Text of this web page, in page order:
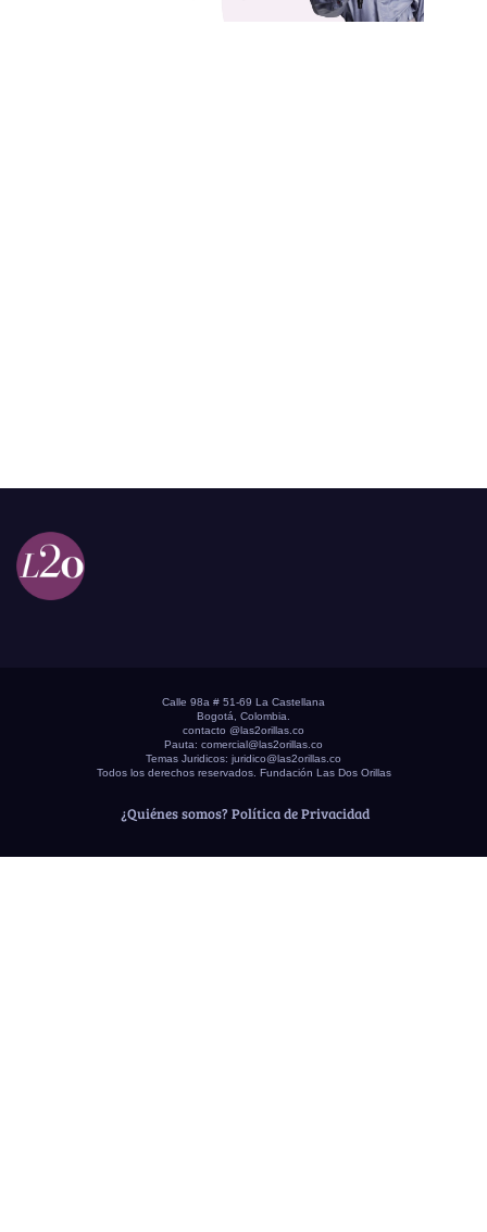
Calle 98a # 51-69 La Castellana
Bogotá, Colombia.
contacto @las2orillas.co
Pauta: comercial@las2orillas.co
Temas Juridicos: juridico@las2orillas.co
Todos los derechos reservados. Fundación Las Dos Orillas
¿Quiénes somos? Política de Privacidad